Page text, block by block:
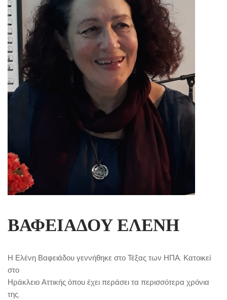
ΒΑΦΕΙΑΔΟΥ ΕΛΕΝΗ
Η Ελένη Βαφειάδου γεννήθηκε στο Τέξας των ΗΠΑ. Κατοικεί
στο
Ηράκλειο Αττικής όπου έχει περάσει τα περισσότερα χρόνια
της.